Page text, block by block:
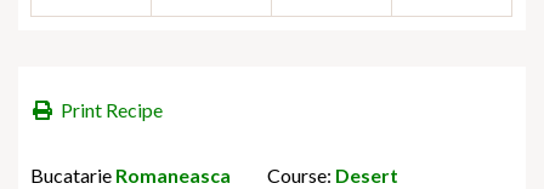
Print Recipe
Bucatarie Romaneasca Course: Desert